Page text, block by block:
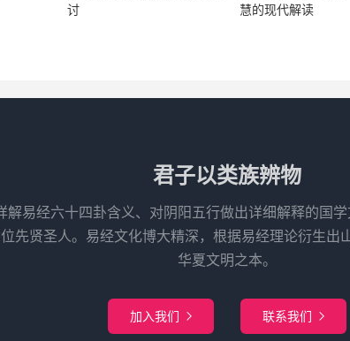
讨
慧的现代解读
君子以类族辨物
解易经六十四卦含义、对阴阳五行做出详细解释的国
先贤圣人。易经文化博大精深，根据易经理论衍生出
华夏文明之本。
加入我们  联系我们 